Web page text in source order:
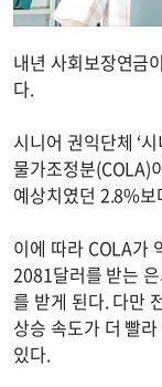
내년 사회보장연금
다.
시니어 권익단체 ‘
물가조정분(COLA)
예상치였던 2.8%
이에 따라 COLA가
2081달러를 받는
를 받게 된다. 다만
상승 속도가 더 빨
있다.